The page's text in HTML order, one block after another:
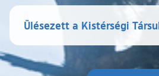
Ülésezett a Kistérségi